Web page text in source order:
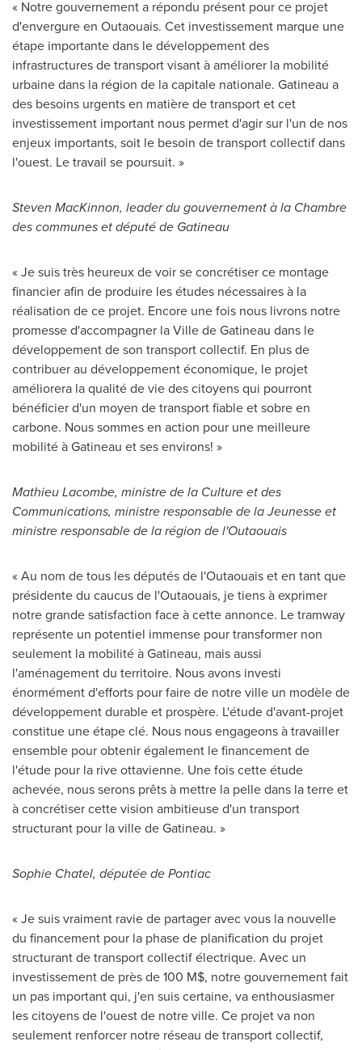
« Notre gouvernement a répondu présent pour ce projet
d'envergure en Outaouais. Cet investissement marque une
étape importante dans le développement des
infrastructures de transport visant à améliorer la mobilité
urbaine dans la région de la capitale nationale. Gatineau a
des besoins urgents en matière de transport et cet
investissement important nous permet d'agir sur l'un de nos
enjeux importants, soit le besoin de transport collectif dans
l'ouest. Le travail se poursuit. »
Steven MacKinnon, leader du gouvernement à la Chambre
des communes et député de Gatineau
« Je suis très heureux de voir se concrétiser ce montage
financier afin de produire les études nécessaires à la
réalisation de ce projet. Encore une fois nous livrons notre
promesse d'accompagner laVille de Gatineau dans le
développement de son transport collectif. En plus de
contribuer au développement économique, le projet
améliorera la qualité de vie des citoyens qui pourront
bénéficier d'un moyen de transport fiable et sobre en
carbone. Nous sommes en action pour une meilleure
mobilité à Gatineau et ses environs! »
Mathieu Lacombe, ministre de la Culture et des
Communications, ministre responsable de la Jeunesse et
ministre responsable de la région de l'Outaouais
« Au nom de tous les députés de l'Outaouais et en tant que
présidente du caucus de l'Outaouais, je tiens à exprimer
notre grande satisfaction face à cette annonce. Le tramway
représente un potentiel immense pour transformer non
seulement la mobilité à Gatineau, mais aussi
l'aménagement du territoire. Nous avons investi
énormément d'efforts pour faire de notre ville un modèle de
développement durable et prospère. L'étude d'avant-projet
constitue une étape clé. Nous nous engageons à travailler
ensemble pour obtenir également le financement de
l'étude pour la rive ottavienne. Une fois cette étude
achevée, nous serons prêts à mettre la pelle dans la terre et
à concrétiser cette vision ambitieuse d'un transport
structurant pour la ville de Gatineau. »
Sophie Chatel, députée dePontiac
« Je suis vraiment ravie de partager avec vous la nouvelle
du financement pour la phase de planification du projet
structurant de transport collectif électrique. Avec un
investissement de près de 100 M$, notre gouvernement fait
un pas important qui, j'en suis certaine, va enthousiasmer
les citoyens de l'ouest de notre ville. Ce projet va non
seulement renforcer notre réseau de transport collectif,